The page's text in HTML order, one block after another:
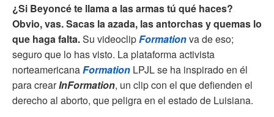
¿Si Beyoncé te llama a las armas tú qué haces?
Obvio, vas. Sacas la azada, las antorchas y quemas lo
que haga falta.Su videoclipFormationva de eso;
seguro que lo has visto. La plataforma activista
norteamericanaFormation LPJL se ha inspirado en él
para crearInFormation, un clip con el que defienden el
derecho al aborto, que peligra en el estado de Luisiana.